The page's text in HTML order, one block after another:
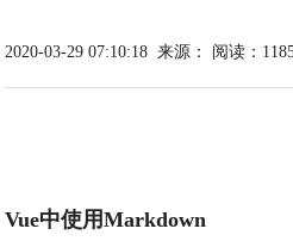
2020-03-29 07:10:18 来源： 阅读：
Vue中使用Markdown